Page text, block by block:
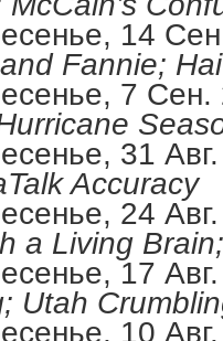
14
Fannie;
7
31
Accuracy
24
a Living
17
Utah
10